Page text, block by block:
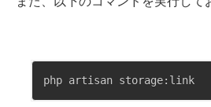
php artisan storage:link